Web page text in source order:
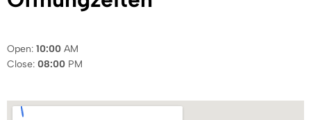
Open: 10:00 AM
Close: 08:00 PM